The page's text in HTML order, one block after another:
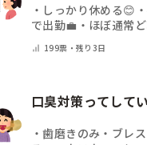
・ しっかり休める😊 ・
で出勤💼 ・ ほぼ通常
199票・残り3日
口臭対策ってして
・歯磨きのみ ・ ブレ